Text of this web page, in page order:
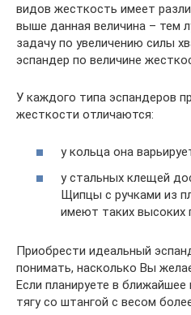
видов жесткость имеет
выше данная величина – тем
задачу по увеличению силы
эспандер по величине
У каждого типа эспандеров
жесткости отличаются:
у кольца она
у стальных клещей
Щипцы с ручками из
имеют таких высоких
Приобрести идеальный
понимать, насколько Вы
Если планируете в
тягу со штангой с весом